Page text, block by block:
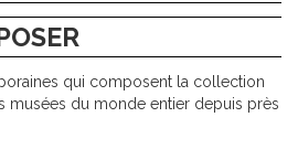
qui composent la collection
musées du monde entier depuis près